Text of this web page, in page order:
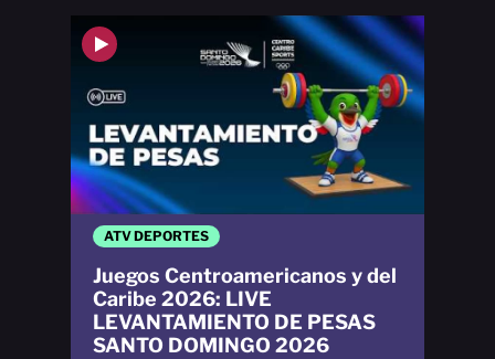
ATV DEPORTES
Juegos Centroamericanos y del
Caribe 2026: LIVE
LEVANTAMIENTO DE PESAS
SANTO DOMINGO 2026